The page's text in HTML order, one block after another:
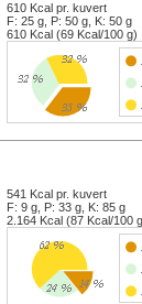
610 Kcal pr. kuvert
F: 25 g, P: 50 g, K: 50 g
610 Kcal (69 Kcal/100 g)
541 Kcal pr. kuvert
F: 9 g, P: 33 g, K: 85 g
2.164 Kcal (87 Kcal/100